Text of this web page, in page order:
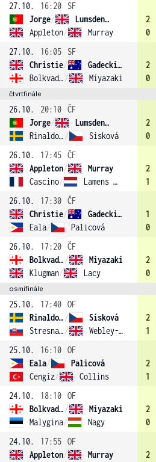
27.10. 16:20
SF
Jorge/
Lumsden (1)
Appleton/ Murray
2
0
27.10.
16:05
SF
Christie/
Gadecki (2)
Bolkvadze / Miyazaki
2
0
čtvrtfinále
26.10. 20:10 ČF
Jorge/
Lumsden (1)
Rinaldo Persson / Sisková
2
0
26.10.
17:45 ČF
Appleton/
Murray
Cascino/ Lamens (3)
2
1
26.10.
17:30 ČF
Christie/
Gadecki (2)
Eala/ Palicová
1
0
26.10.
17:20 ČF
Bolkvadze /
Miyazaki
Klugman/ Lacy
2
0
osmifinále
25.10. 17:40 OF
Rinaldo Persson /
Sisková
Stresnakova / Webley-Smith
2
1
25.10.
16:10 OF
Eala/
Palicová
Cengiz/ Collins
2
1
24.10.
18:10 OF
Bolkvadze /
Miyazaki
Malygina/ Nagy
2
0
24.10.
17:55 OF
Appleton/
Murray
2